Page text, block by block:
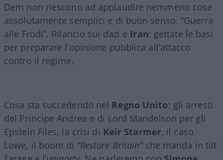
Dem non riescono ad applaudire nemmeno cose
assolutamente semplici e di buon senso. “Guerra
alle Frodi”. Rilancio sui dazi e Iran: gettate le basi
per preparare l’opinione pubblica all’attacco
contro il regime.
Cosa sta succedendo nel Regno Unito: gli arresti
del Principe Andrea e di Lord Mandelson per gli
Epstein Files, la crisi di Keir Starmer, il caso
Lowe, il boom di “Restore Britain”che manda in tilt